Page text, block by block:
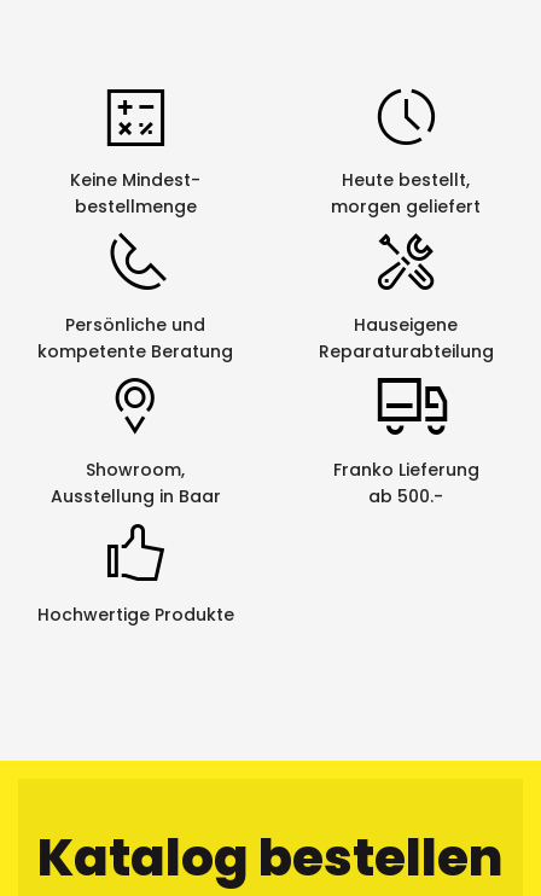
Keine Mindest-
bestellmenge
Heute bestellt,
morgen geliefert
Persönliche und
kompetente Beratung
Hauseigene
Reparaturabteilung
Showroom,
Ausstellung in Baar
Franko Lieferung
ab 500.-
Hochwertige Produkte
Katalog bestellen